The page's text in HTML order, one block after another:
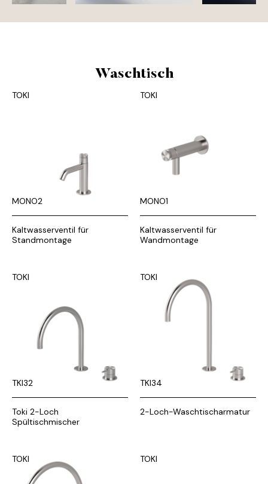
Waschtisch
TOKI
MONO2
Kaltwasserventil für
Standmontage
TOKI
MONO1
Kaltwasserventil für
Wandmontage
TOKI
TKI32
Toki 2-Loch
Spültischmischer
TOKI
TKI34
2-Loch-Waschtischarmatur
TOKI TOKI